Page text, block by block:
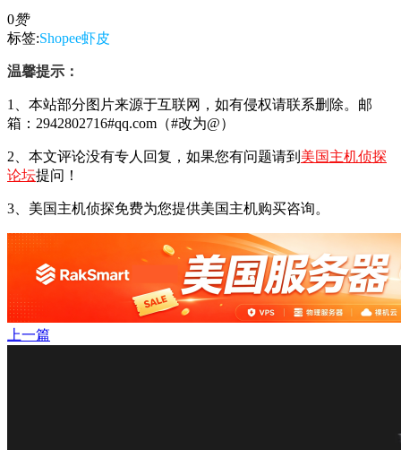
0赞
标签:Shopee虾皮
温馨提示：
1、本站部分图片来源于互联网，如有侵权请联系删除。邮
箱：2942802716#qq.com（#改为@）
2、本文评论没有专人回复，如果您有问题请到 美国主机侦探
论坛提问！
3、美国主机侦探免费为您提供美国主机购买咨询。
上一篇